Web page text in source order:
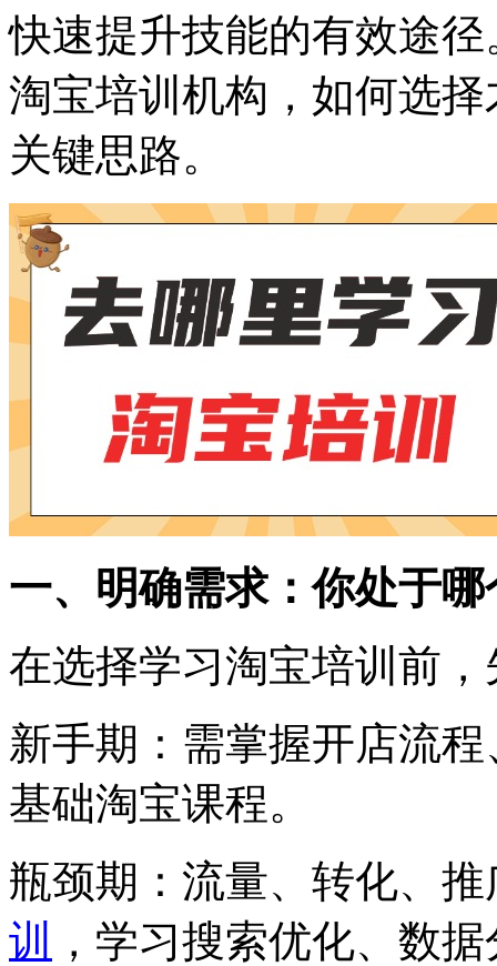
快速提升技能的有效途
淘宝培训机构，如何选
关键思路。
一、明确需求：你处于
在选择学习淘宝培训前
新手期：需掌握开店流
基础淘宝课程。
瓶颈期：流量、转化、
训
，学习搜索优化、数